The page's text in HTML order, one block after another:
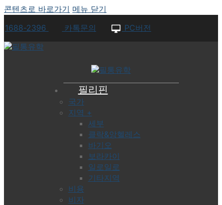
콘텐츠로 바로가기 메뉴 닫기
1688-2396
카톡문의 PC버전
필리핀
국가
지역 +
세부
클락&앙헬레스
바기오
보라카이
일로일로
기타지역
비용
비자